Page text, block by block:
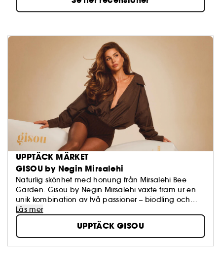
UPPTÄCK MÄRKET
GISOU by Negin Mirsalehi
Naturlig skönhet med honung från Mirsalehi Bee
Garden. Gisou by Negin Mirsalehi växte fram ur en
unik kombination av två passioner – biodling och
naturlig skönhet. Varumärket bygger vidare på sex
generationers biodlartradition och skapar unika
hårvårdsprodukter, inklusive schampon, hårmasker
och håroljor, framställda med värdefulla
ingredienser som odlas och skördas på ett ekologiskt
Läs mer
UPPTÄCK GISOU